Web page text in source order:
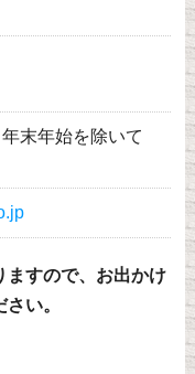
末年始を除いて
すので、お出かけ
い。